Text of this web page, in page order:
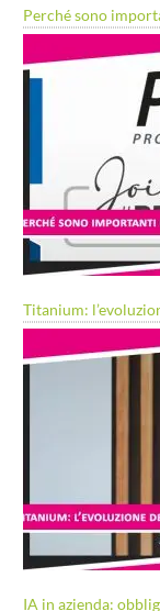
Perché sono
Titanium:
IA in azienda: